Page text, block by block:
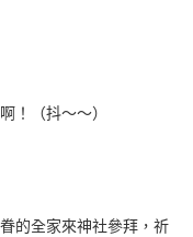
！（抖～～）
的全家來神社參拜，祈